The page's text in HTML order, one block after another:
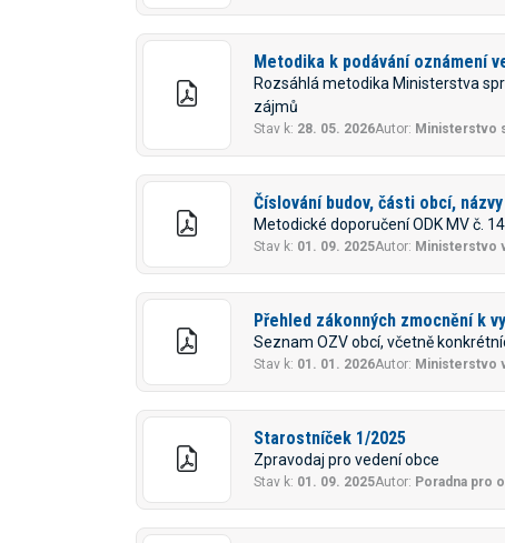
Metodika k podávání oznámení
Rozsáhlá metodika Ministerstva
zájmů
Stav k: 28. 05. 2026Autor: Ministerstvo
Číslování budov, části obcí,
Metodické doporučení ODK MV č.
Stav k: 01. 09. 2025Autor: Ministerstvo
Přehled zákonných zmocnění k
Seznam OZV obcí, včetně
Stav k: 01. 01. 2026Autor: Ministerstvo
Starostníček 1/2025
Zpravodaj pro vedení obce
Stav k: 01. 09. 2025Autor: Poradna pro